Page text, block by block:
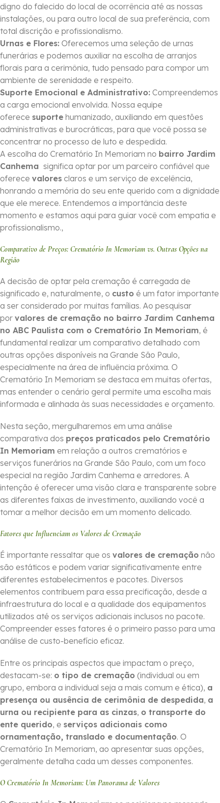
digno do falecido do local de ocorrência até as nossas
instalações, ou para outro local de sua preferência, com
total discrição e profissionalismo.
Urnas e Flores: Oferecemos uma seleção de urnas
funerárias e podemos auxiliar na escolha de arranjos
florais para a cerimônia, tudo pensado para compor um
ambiente de serenidade e respeito.
Suporte Emocional e Administrativo: Compreendemos
a carga emocional envolvida. Nossa equipe
oferece suporte humanizado, auxiliando em questões
administrativas e burocráticas, para que você possa se
concentrar no processo de luto e despedida.
A escolha do Crematório In Memoriam no bairro Jardim
Canhema significa optar por um parceiro confiável que
oferece valores claros e um serviço de excelência,
honrando a memória do seu ente querido com a dignidade
que ele merece. Entendemos a importância deste
momento e estamos aqui para guiar você com empatia e
profissionalismo.,
Comparativo de Preços: Crematório In Memoriam vs. Outras Opções na
Região
A decisão de optar pela cremação é carregada de
significado e, naturalmente, o custo é um fator importante
a ser considerado por muitas famílias. Ao pesquisar
por valores de cremação no bairro Jardim Canhema
no ABC Paulista com o Crematório In Memoriam, é
fundamental realizar um comparativo detalhado com
outras opções disponíveis na Grande São Paulo,
especialmente na área de influência próxima. O
Crematório In Memoriam se destaca em muitas ofertas,
mas entender o cenário geral permite uma escolha mais
informada e alinhada às suas necessidades e orçamento.
Nesta seção, mergulharemos em uma análise
comparativa dos preços praticados pelo Crematório
In Memoriam em relação a outros crematórios e
serviços funerários na Grande São Paulo, com um foco
especial na região Jardim Canhema e arredores. A
intenção é oferecer uma visão clara e transparente sobre
as diferentes faixas de investimento, auxiliando você a
tomar a melhor decisão em um momento delicado.
Fatores que Influenciam os Valores de Cremação
É importante ressaltar que os valores de cremação não
são estáticos e podem variar significativamente entre
diferentes estabelecimentos e pacotes. Diversos
elementos contribuem para essa precificação, desde a
infraestrutura do local e a qualidade dos equipamentos
utilizados até os serviços adicionais inclusos no pacote.
Compreender esses fatores é o primeiro passo para uma
análise de custo-benefício eficaz.
Entre os principais aspectos que impactam o preço,
destacam-se: o tipo de cremação (individual ou em
grupo, embora a individual seja a mais comum e ética), a
presença ou ausência de cerimônia de despedida, a
urna ou recipiente para as cinzas, o transporte do
ente querido, e serviços adicionais como
ornamentação, translado e documentação. O
Crematório In Memoriam, ao apresentar suas opções,
geralmente detalha cada um desses componentes.
O Crematório In Memoriam: Um Panorama de Valores